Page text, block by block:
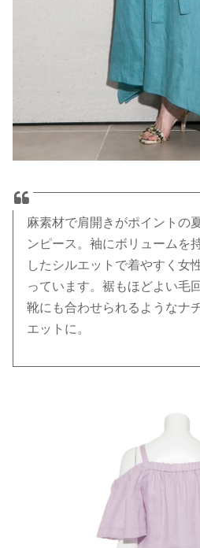
麻素材で肩開きがポイントの
ンピース。袖にボリュームを
したシルエットで着やすく女
っています。裾もほどよい毛
靴にも合わせられるようなナ
エットに。